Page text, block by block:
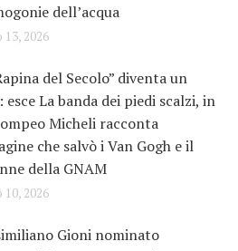
dell’acqua
13, 2026
del Secolo” diventa un
esce La banda dei piedi scalzi, in
Micheli racconta
che salvò i Van Gogh e il
della GNAM
10, 2026
Gioni nominato